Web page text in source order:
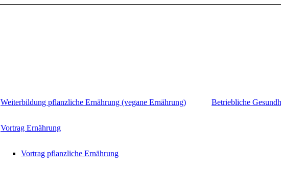
Weiterbildung pflanzliche Ernährung (vegane Ernährung) Betriebliche
Vortrag Ernährung
Vortrag pflanzliche Ernährung